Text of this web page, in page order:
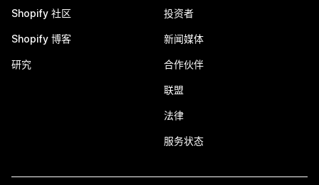
Shopify 社区
Shopify 博客
研究
投资者
新闻媒体
合作伙伴
联盟
法律
服务状态